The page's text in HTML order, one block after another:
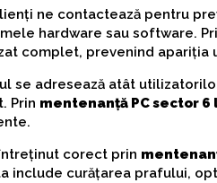
ne contactează pentru
hardware sau software.
complet, prevenind apariția
se adresează atât
Prin mentenanță PC sector
întreținut corect prin
include curățarea prafului,